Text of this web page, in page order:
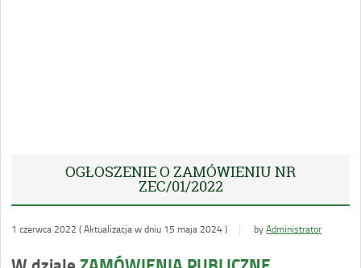
OGŁOSZENIE O ZAMÓWIENIU NR
ZEC/01/2022
1 czerwca 2022 ( Aktualizacja w dniu 15 maja 2024 ) byAdministrator